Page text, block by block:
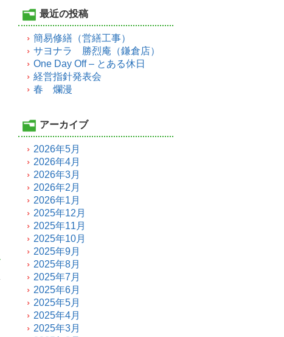
最近の投稿
簡易修繕（営繕工事）
サヨナラ 勝烈庵（鎌倉店）
One Day Off – とある休日
経営指針発表会
春 爛漫
アーカイブ
2026年5月
2026年4月
2026年3月
2026年2月
2026年1月
2025年12月
2025年11月
2025年10月
2025年9月
2025年8月
2025年7月
2025年6月
2025年5月
2025年4月
2025年3月